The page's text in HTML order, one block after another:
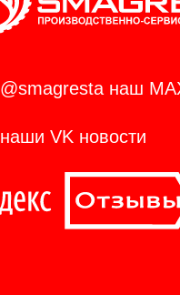
@smagresta наш
наши VK новости